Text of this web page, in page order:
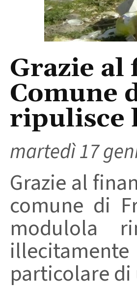
Grazie
Comune
ripulisce
martedì 17
Grazie al
comune di
modulola
particolare